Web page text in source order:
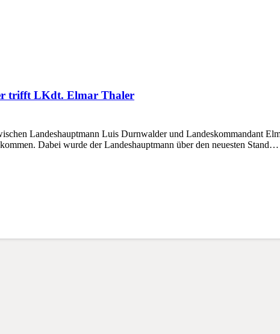
trifft LKdt. Elmar Thaler
Landeshauptmann Luis Durnwalder und Landeskommandant
Dabei wurde der Landeshauptmann über den neuesten Stand…